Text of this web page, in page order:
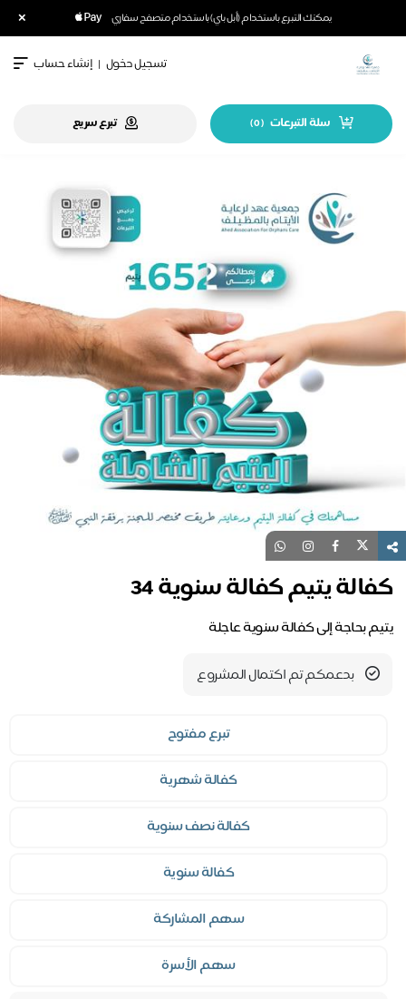
يمكنك التبرع باستخدام (أبل باي) باستخدام متصفح سفاري ×
تسجيل دخول | إنشاء حساب
سلة التبرعات (
0
) تبرع سريع
كفالة يتيم كفالة سنوية 34
يتيم بحاجة إلى كفالة سنوية عاجلة
بدعمكم تم اكتمال المشروع
تبرع مفتوح
كفالة شهرية
كفالة نصف سنوية
كفالة سنوية
سهم المشاركة
سهم الأسرة